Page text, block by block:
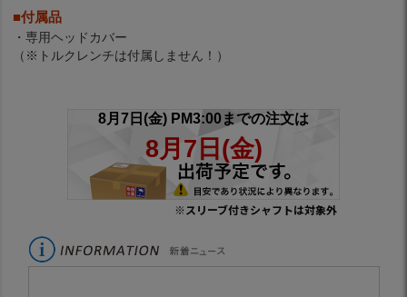
■付属品
・専用ヘッドカバー
（※トルクレンチは付属しません！）
※スリーブ付きシャフトは対象外